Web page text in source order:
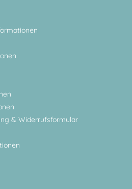
& Widerrufsformular